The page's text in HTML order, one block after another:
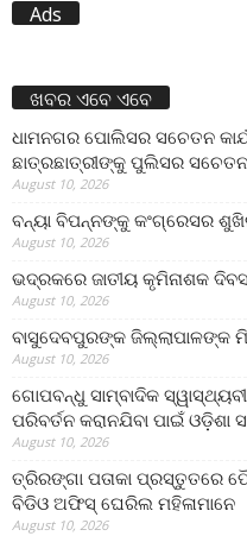
Ads
ଖବର ଏବେ ଏବେ
ଧାମନଗର ପୋଲିସର ସଚେତନ
ଛାତ୍ରଛାତ୍ରୀଙ୍କୁ ପୁଲିସର
August 10, 2026
ବନ୍ୟା ବିପନ୍ନଙ୍କୁ କଂଗ୍ରେସର
August 10, 2026
ଭଦ୍ରକରେ ଜାତୀୟ କୃମିନାଶକ
August 10, 2026
ବାସୁଦେବପୁରଙ୍କ ଜିଲ୍ଲାପାଳଙ୍କ
August 10, 2026
ଗୋପବନ୍ଧୁ ସାମ୍ବାଦିକ
ପରିବର୍ତନ କରାନଯିବା ପାଇଁ ଓଡ଼ିଶା
August 10, 2026
ତ୍ରିରଙ୍ଗା ପତାକା ପ୍ରସ୍ତୁତରେ
ବିଡିଓ ଅଫିସ୍ ଘେରିଲ ମହିଳାମାନେ
August 10, 2026